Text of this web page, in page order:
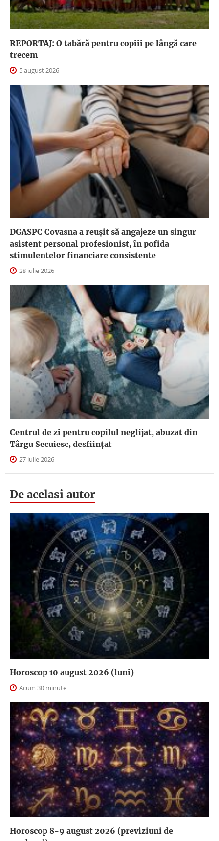
REPORTAJ: O tabără pentru copiii pe lângă care
trecem
5 august 2026
DGASPC Covasna a reuşit să angajeze un singur
asistent personal profesionist, în pofida
stimulentelor financiare consistente
28 iulie 2026
Centrul de zi pentru copilul neglijat, abuzat din
Târgu Secuiesc, desfiinţat
27 iulie 2026
De acelasi autor
Horoscop 10 august 2026 (luni)
Acum 30 minute
Horoscop 8-9 august 2026 (previziuni de